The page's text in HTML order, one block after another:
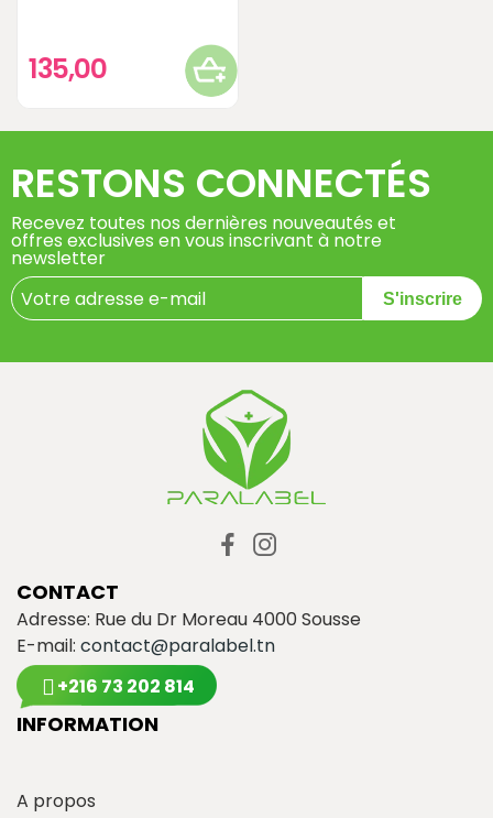
135,00
RESTONS CONNECTÉS
Recevez toutes nos dernières nouveautés et
offres exclusives en vous inscrivant à notre
newsletter
S'inscrire
CONTACT
Adresse: Rue du Dr Moreau 4000 Sousse
E-mail: contact@paralabel.tn
+216 73 202 814
INFORMATION
A propos